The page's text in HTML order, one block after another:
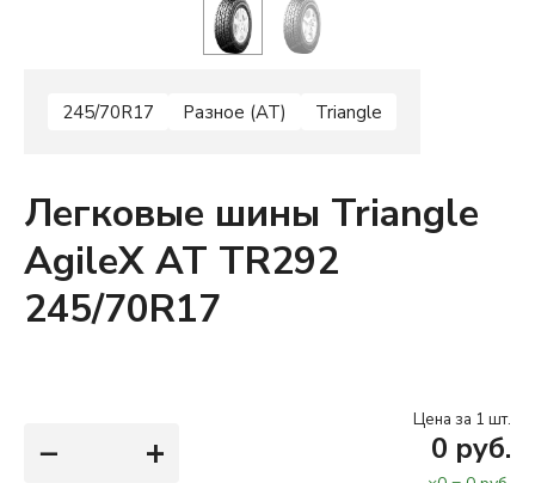
245/70R17 Разное (AT) Triangle
Легковые шины Triangle
AgileX AT TR292
245/70R17
− +
Цена за 1 шт.
0 руб.